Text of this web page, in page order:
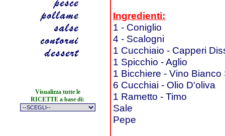
Visualizza tutte le
RICETTE a base di:
Ingredienti:
1 - Coniglio
4 - Scalogni
1 Cucchiaio - Capperi
1 Spicchio - Aglio
1 Bicchiere - Vino Bianco
6 Cucchiai - Olio D'oliva
1 Rametto - Timo
Sale
Pepe